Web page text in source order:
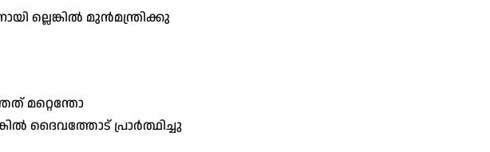
ല്ലെങ്കിൽ മുൻമന്ത്രിക്കു
മറ്റെന്തോ
ദൈവത്തോട് പ്രാർത്ഥിച്ചു